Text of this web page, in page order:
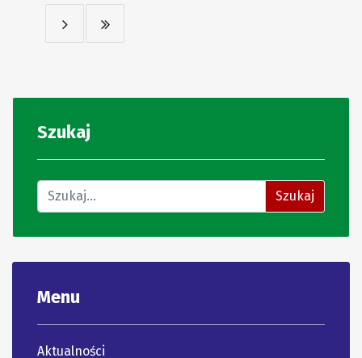
Szukaj
Znajdź na stronie Szukaj
Menu
Aktualności